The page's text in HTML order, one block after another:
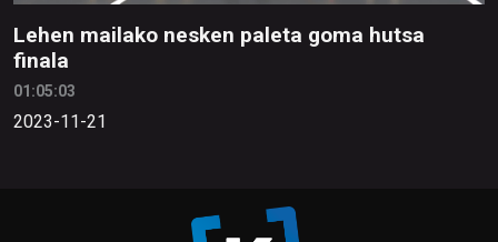
Lehen mailako nesken paleta goma hutsa
finala
01:05:03
2023-11-21